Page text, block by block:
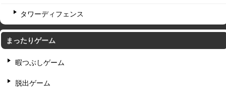
タワーディフェンス
まったりゲーム
暇つぶしゲーム
脱出ゲーム